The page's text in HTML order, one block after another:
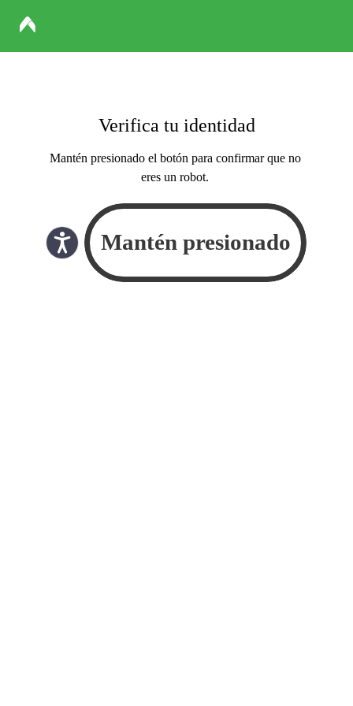
Verifica tu identidad
Mantén presionado el botón para confirmar que no
eres un robot.